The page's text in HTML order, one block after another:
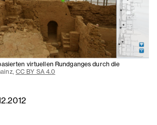
virtuellen Rundganges durch die
CC BY SA 4.0